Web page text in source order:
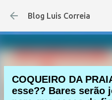
Pular para o
Blog Luis Correia
COQUEIRO DA
esse?? Bares serão